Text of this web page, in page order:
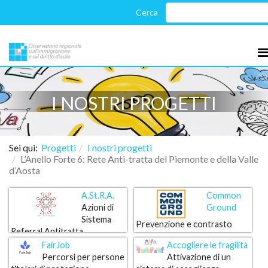
I NOSTRI PROGETTI
Sei qui: Progetti
I nostri progetti
L’Anello Forte 6: Rete Anti-tratta del Piemonte e della Valle
d’Aosta
A.St.R.A.
Azioni di
Sistema
Referral Antitratta
Common
Ground
Prevenzione e contrasto
delle forme di distorsione del
mercato del lavoro
Il progetto si propone di
prevenire e contrastare le
forme di distorsione del
FairJob
Percorsi per persone
Accogliere le fragilità
Attivazione di un